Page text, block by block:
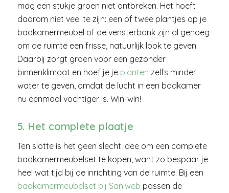
mag een stukje groen niet ontbreken. Het hoeft
daarom niet veel te zijn: een of twee plantjes op je
badkamermeubel of de vensterbank zijn al genoeg
om de ruimte een frisse, natuurlijk look te geven.
Daarbij zorgt groen voor een gezonder
binnenklimaat en hoef je je planten zelfs minder
water te geven, omdat de lucht in een badkamer
nu eenmaal vochtiger is. Win-win!
5. Het complete plaatje
Ten slotte is het geen slecht idee om een complete
badkamermeubelset te kopen, want zo bespaar je
heel wat tijd bij de inrichting van de ruimte. Bij een
badkamermeubelset bij Saniweb passen de